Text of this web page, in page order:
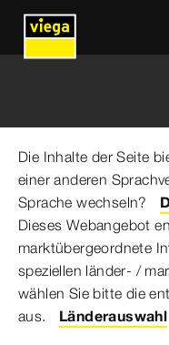
Die Inhalte der Seite
einer anderen
Sprache wechseln?
Dieses Webangebot
marktübergeordnete
speziellen länder- /
wählen Sie bitte die
aus.
Länderauswahl
Viega Gruppe
...
Bits und Beton: Mit
Wohnungsmangel
Bits und
Bauen